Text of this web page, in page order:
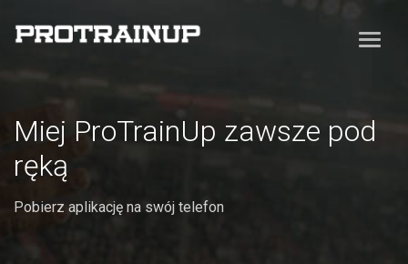
Miej ProTrainUp zawsze pod
ręką
Pobierz aplikację na swój telefon